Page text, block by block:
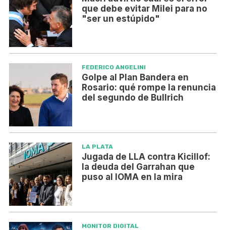
que debe evitar Milei para no
"ser un estúpido"
FEDERICO ANGELINI
Golpe al Plan Bandera en
Rosario: qué rompe la renuncia
del segundo de Bullrich
LA PLATA
Jugada de LLA contra Kicillof:
la deuda del Garrahan que
puso al IOMA en la mira
MONITOR DIGITAL